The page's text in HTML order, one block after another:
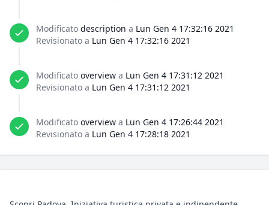
Modificato description a Lun Gen 4 17:32:16 2021
Revisionato a Lun Gen 4 17:32:16 2021
Modificato overview a Lun Gen 4 17:31:12 2021
Revisionato a Lun Gen 4 17:31:12 2021
Modificato overview a Lun Gen 4 17:26:44 2021
Revisionato a Lun Gen 4 17:28:18 2021